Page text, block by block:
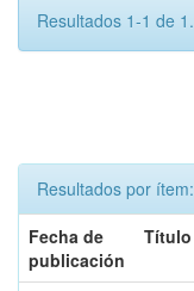
Resultados 1-1 de 1.
Resultados por ítem:
Fecha de
publicación
Título